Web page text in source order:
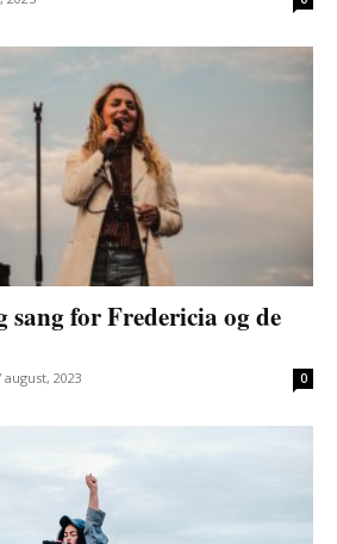
for Fredericia og de
august, 2023 0